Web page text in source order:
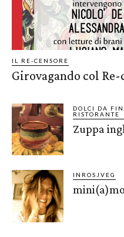
IL RE-CENSORE
Girovagando col Re-
DOLCI DA
RISTORANTE
Zuppa
INROSJVEG